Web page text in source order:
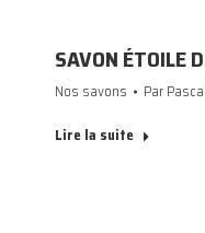
SAVON ÉTOILE
Nos savons Par
Lire la suite